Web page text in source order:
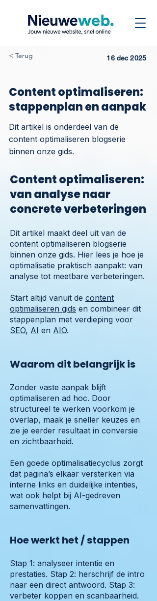
< Terug 16 dec 2025
Content optimaliseren:
stappenplan en aanpak
Dit artikel is onderdeel van de
content optimaliseren blogserie
binnen onze gids.
Content optimaliseren:
van analyse naar
concrete verbeteringen
Dit artikel maakt deel uit van de
content optimaliseren blogserie
binnen onze gids. Hier lees je hoe je
optimalisatie praktisch aanpakt: van
analyse tot meetbare verbeteringen.
Start altijd vanuit de content
optimaliseren gids en combineer dit
stappenplan met verdieping voor
SEO, AI en AIO.
Waarom dit belangrijk is
Zonder vaste aanpak blijft
optimaliseren ad hoc. Door
structureel te werken voorkom je
overlap, maak je sneller keuzes en
zie je eerder resultaat in conversie
en zichtbaarheid.
Een goede optimalisatiecyclus zorgt
dat pagina’s elkaar versterken via
interne links en duidelijke intenties,
wat ook helpt bij AI-gedreven
samenvattingen.
Hoe werkt het / stappen
Stap 1: analyseer intentie en
prestaties. Stap 2: herschrijf de intro
naar een direct antwoord. Stap 3:
verbeter koppen en scanbaarheid.